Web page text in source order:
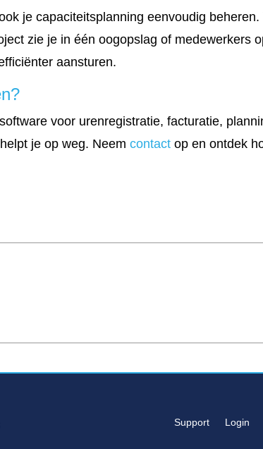
je capaciteitsplanning eenvoudig
zie je in één oogopslag of medewerkers
aansturen.
voor urenregistratie, facturatie,
je op weg. Neemcontact op en ontdek
Support Login